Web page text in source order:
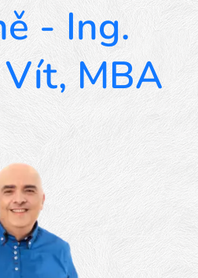
- Ing.
MBA